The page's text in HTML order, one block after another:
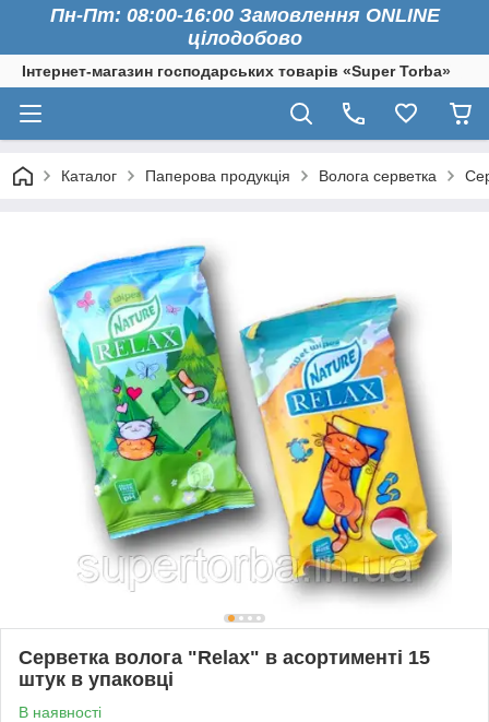
Пн-Пт: 08:00-16:00 Замовлення ONLINE
цілодобово
Інтернет-магазин господарських товарів «Super Torba»
Каталог Паперова продукція Волога серветка
Серветка волога "Relax" в асортименті 15
штук в упаковці
В наявності